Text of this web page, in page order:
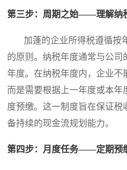
第三步：周期之始——理解纳
加蓬的企业所得税遵循按
的原则。纳税年度通常与公
年度。在纳税年度内，企业不
而是需要根据上一年度或本
度预缴。这一制度旨在保证
备持续的现金流规划能力。
第四步：月度任务——定期预